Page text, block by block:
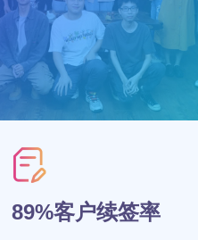
89%客户续签率